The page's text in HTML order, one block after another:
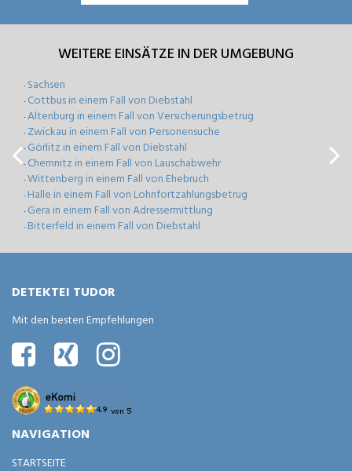
WEITERE EINSÄTZE IN DER UMGEBUNG
- Sachsen
- Cottbus in einem Fall von Diebstahl
-Altenburg in einem Fall von Versicherungsbetrug
- Zwickau in einem Fall von Personensuche
- Görlitz in einem Fall von Diebstahl
- Chemnitz in einem Fall von Lauschabwehr
-Wittenberg in einem Fall von Ehebruch
- Halle in einem Fall von Lohnfortzahlungsbetrug
- Gera in einem Fall von Adressermittlung
- Bitterfeld in einem Fall von Diebstahl
DETEKTEI TUDOR
Mit den besten Empfehlungen
NAVIGATION
STARTSEITE